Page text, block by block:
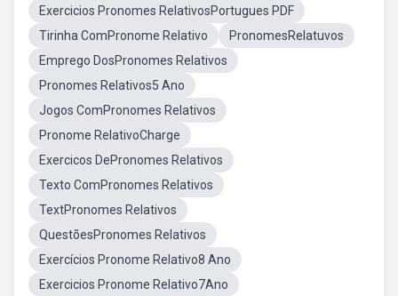
Exercicios Pronomes RelativosPortugues PDF
Tirinha ComPronome Relativo
PronomesRelatuvos
Emprego DosPronomes Relativos
Pronomes Relativos5 Ano
Jogos ComPronomes Relativos
Pronome RelativoCharge
Exercicos DePronomes Relativos
Texto ComPronomes Relativos
TextPronomes Relativos
QuestõesPronomes Relativos
Exercícios Pronome Relativo8 Ano
Exercicios Pronome Relativo7Ano